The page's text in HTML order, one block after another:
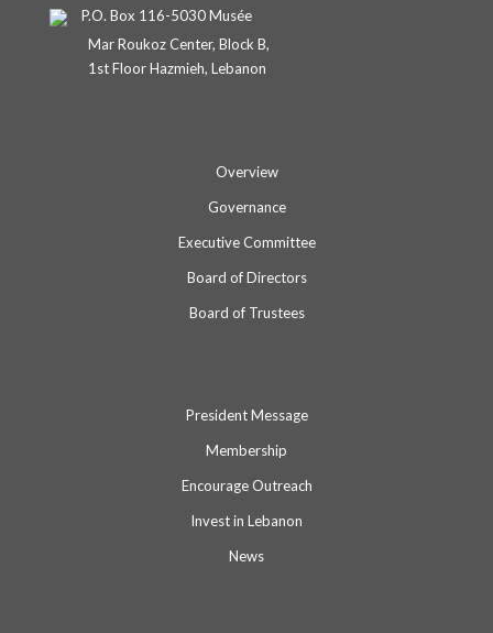
P.O. Box 116-5030 Musée
Mar Roukoz Center, Block B,
1st Floor Hazmieh, Lebanon
Overview
Governance
Executive Committee
Board of Directors
Board of Trustees
President Message
Membership
Encourage Outreach
Invest in Lebanon
News